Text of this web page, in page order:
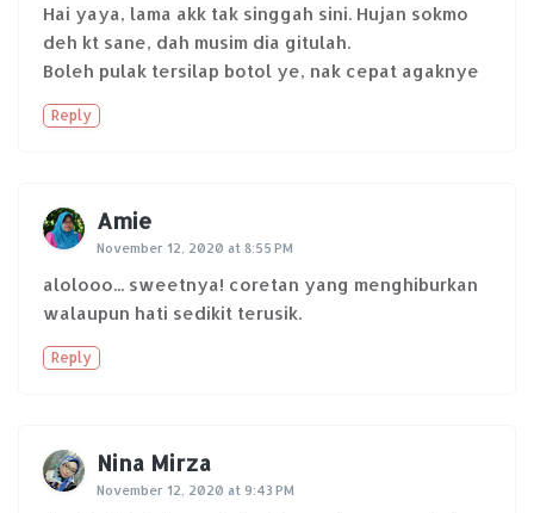
Hai yaya, lama akk tak singgah sini. Hujan sokmo
deh kt sane, dah musim dia gitulah.
Boleh pulak tersilap botol ye, nak cepat agaknye
Reply
Amie
November 12, 2020 at 8:55 PM
alolooo... sweetnya! coretan yang menghiburkan
walaupun hati sedikit terusik.
Reply
Nina Mirza
November 12, 2020 at 9:43 PM